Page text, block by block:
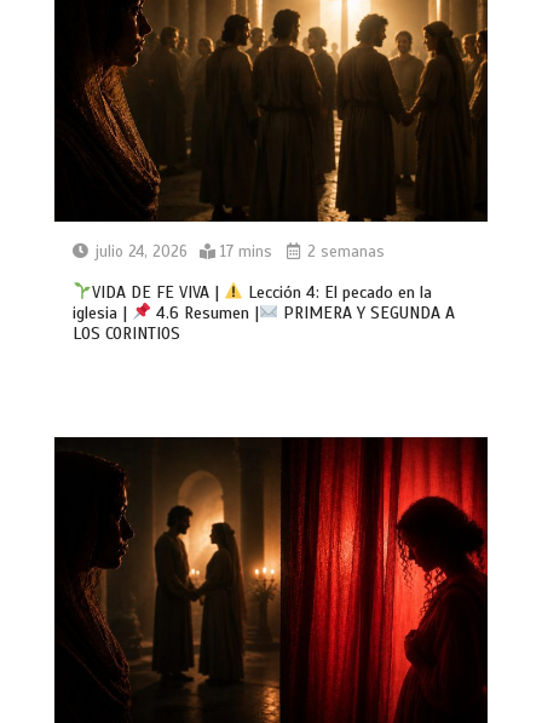
julio 24, 2026 17 mins 2 semanas
VIDA DE FE VIVA |
Lección 4: El pecado en la
iglesia |
4.6 Resumen |
PRIMERA Y SEGUNDA A
LOS CORINTIOS